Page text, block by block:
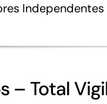
Independentes
– Total